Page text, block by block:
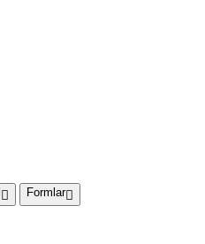
Formlar